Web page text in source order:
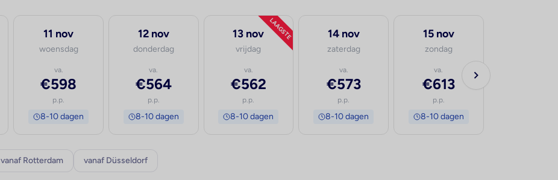
11 nov
woensdag
va.
€598
p.p.
8-10 dagen
12 nov
donderdag
va.
€564
p.p.
8-10 dagen
LAAGSTE
13 nov
vrijdag
va.
€562
p.p.
8-10 dagen
14 nov
zaterdag
va.
€573
p.p.
8-10 dagen
15 nov
zondag
va.
€613
p.p.
8-10 dagen
vanaf Rotterdam vanaf Düsseldorf